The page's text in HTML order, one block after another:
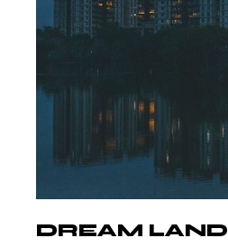
DREAM LAND